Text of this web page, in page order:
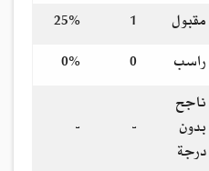
مقبول 1
25%
راسب 0
0%
ناجح
بدون
درجة
-
-